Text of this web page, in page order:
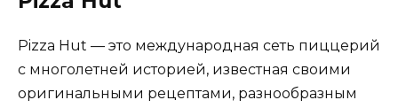
Pizza Hut — это международная сеть пиццерий
с многолетней историей, известная своими
оригинальными рецептами, разнообразным